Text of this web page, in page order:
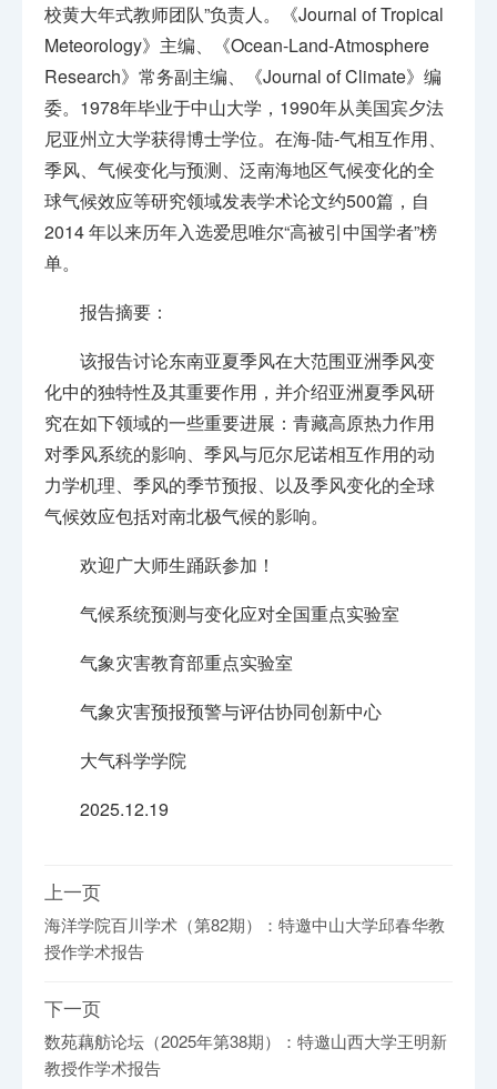
校黄大年式教师团队”负责人。《Journal of Tropical
Meteorology》主编、《Ocean-Land-Atmosphere
Research》常务副主编、《Journal of Climate》编
委。1978年毕业于中山大学，1990年从美国宾夕法
尼亚州立大学获得博士学位。在海-陆-气相互作用、
季风、气候变化与预测、泛南海地区气候变化的全
球气候效应等研究领域发表学术论文约500篇，自
2014 年以来历年入选爱思唯尔“高被引中国学者”榜
单。
报告摘要：
该报告讨论东南亚夏季风在大范围亚洲季风变
化中的独特性及其重要作用，并介绍亚洲夏季风研
究在如下领域的一些重要进展：青藏高原热力作用
对季风系统的影响、季风与厄尔尼诺相互作用的动
力学机理、季风的季节预报、以及季风变化的全球
气候效应包括对南北极气候的影响。
欢迎广大师生踊跃参加！
气候系统预测与变化应对全国重点实验室
气象灾害教育部重点实验室
气象灾害预报预警与评估协同创新中心
大气科学学院
2025.12.19
上一页
海洋学院百川学术（第82期）：特邀中山大学邱春华教
授作学术报告
下一页
数苑藕舫论坛（2025年第38期）：特邀山西大学王明新
教授作学术报告